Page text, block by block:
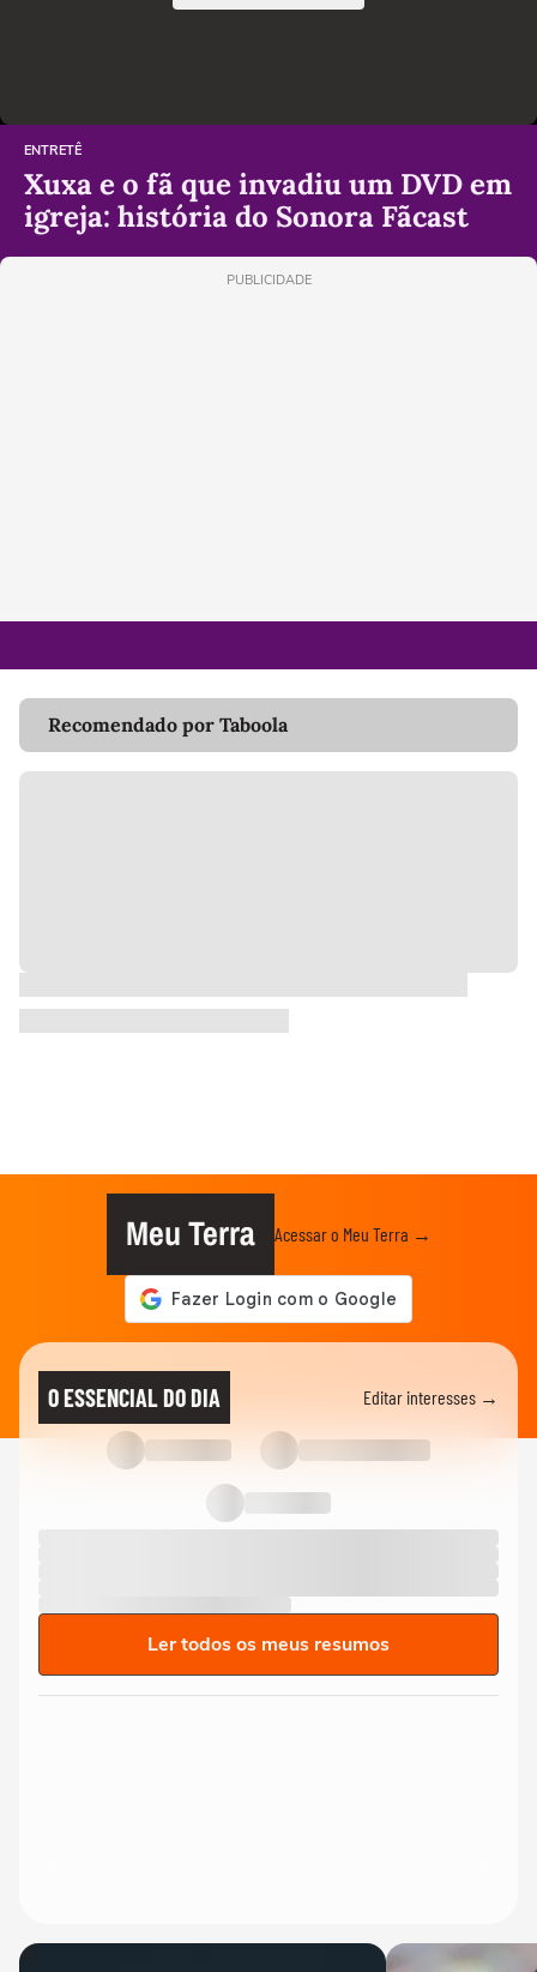
ENTRETÊ
Xuxa e o fã que invadiu um DVD em
igreja: história do Sonora Fãcast
PUBLICIDADE
Recomendado por Taboola
Meu Terra Acessar o Meu Terra →
O ESSENCIAL DO DIA Editar interesses →
Ler todos os meus resumos